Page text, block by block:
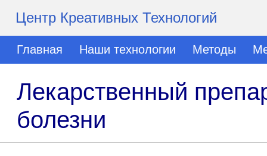
Центр Креативных Технологий
Главная Наши технологии Методы
Лекарственный
болезни